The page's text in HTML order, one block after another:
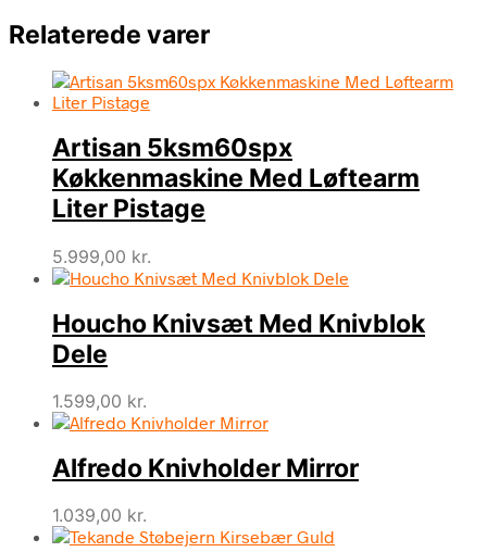
Relaterede varer
Artisan 5ksm60spx
Køkkenmaskine Med Løftearm
Liter Pistage
5.999,00 kr.
Houcho Knivsæt Med Knivblok
Dele
1.599,00 kr.
Alfredo Knivholder Mirror
1.039,00 kr.